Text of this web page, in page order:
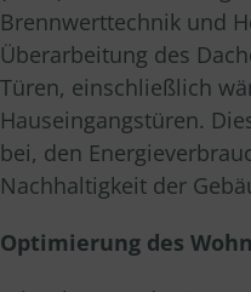
Brennwerttechnik und
Überarbeitung des
Türen, einschließlich
Hauseingangstüren.
bei, den
Nachhaltigkeit der
Optimierung des